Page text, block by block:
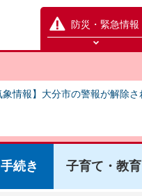
防災・緊急情報
防災緊急情報を開く
情報】大分市の警報が解除さ
続き 子育て・教育